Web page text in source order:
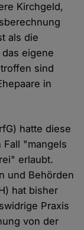
Kirchgeld,
als die
eigene
sind
in
hatte diese
"mangels
erlaubt.
und Behörden
hat bisher
Praxis
von der